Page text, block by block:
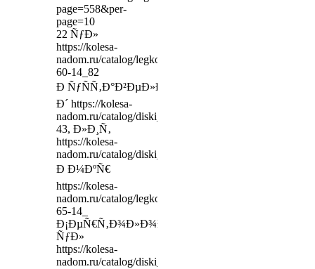
page=558&per-
page=10
22 ÑƒÐ»
https://kolesa-
nadom.ru/catalog/legkovie_shiny/model/350186/umho_-
60-14_82
Ð ÑƒÑÑ‚Ð°Ð²ÐµÐ»Ð¸,
Ð´ https://kolesa-
nadom.ru/catalog/diski_legkovy/model/340220/
43, Ð»Ð¸Ñ‚
https://kolesa-
nadom.ru/catalog/diski_legkovy/model/299112/
Ð Ð¼ÐºÑ€
https://kolesa-
nadom.ru/catalog/legkovie_shiny/model/75016/_185-
65-14_
Ð¡ÐµÑ€Ñ‚Ð¾Ð»Ð¾Ð²Ð¾-1,
ÑƒÐ»
https://kolesa-
nadom.ru/catalog/diski_legkovy/model/367670/